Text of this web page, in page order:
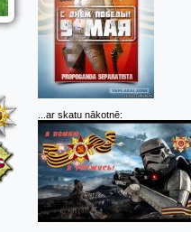
...ar skatu nākotnē: